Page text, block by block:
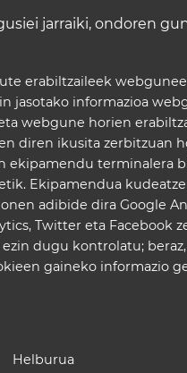
jarraiki, ondoren
erabiltzaileek
jasotako informazioa
webgune horien
diren ikusita zerbitzuan
ekipamendu terminalera
Ekipamendua
adibide dira Google
Twitter eta Facebook
dugu kontrolatu;
gaineko informazio
Helburua